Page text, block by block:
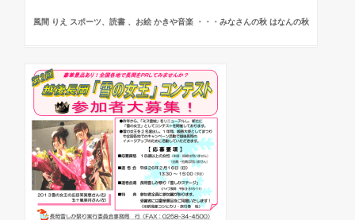
風間 りえ スポーツ、読書 、お絵 かきや音楽 ・・・みなさんの秋 はなんの秋